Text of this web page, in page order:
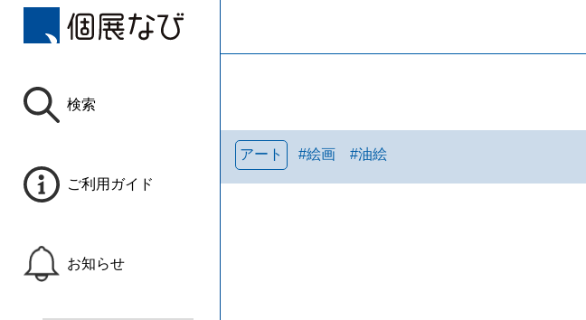
検索
ご利用ガイド
お知らせ
アート #絵画 #油絵